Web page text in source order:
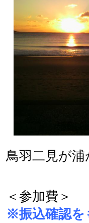
鳥羽二見が
＜参加費＞
※振込確認を